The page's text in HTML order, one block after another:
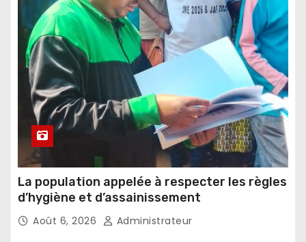
La population appelée à respecter les règles
d’hygiène et d’assainissement
Août 6, 2026 Administrateur